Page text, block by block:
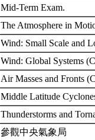
Mid-Term Exam.
The Atmosphere in
Wind: Small Scale and
Wind: Global Systems
Air Masses and Fronts
Middle Latitude
Thunderstorms and
參觀中央氣象局